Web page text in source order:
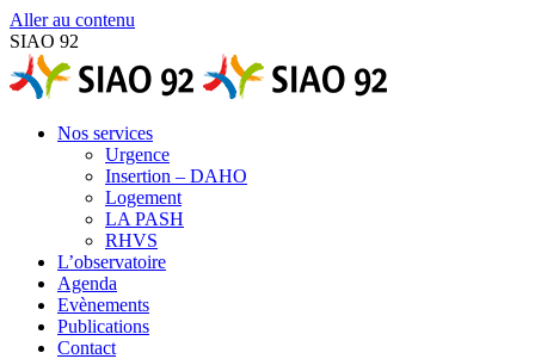
Aller au contenu
SIAO 92
Nos services
Urgence
Insertion – DAHO
Logement
LA PASH
RHVS
L’observatoire
Agenda
Evènements
Publications
Contact